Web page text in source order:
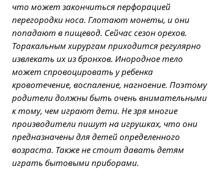
что может закончиться перфорацией
перегородки носа. Глотают монеты, и они
попадают в пищевод. Сейчас сезон орехов.
Торакальным хирургам приходится регулярно
извлекать их из бронхов. Инородное тело
может спровоцировать у ребенка
кровотечение, воспаление, нагноение. Поэтому
родители должны быть очень внимательными
к тому, чем играют дети. Не зря многие
производители пишут на игрушках, что они
предназначены для детей определенного
возраста. Также не стоит давать детям
играть бытовыми приборами.